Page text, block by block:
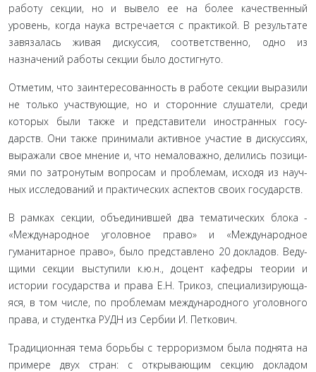
работу секции, но и вывело ее на более качественный
уровень, когда наука встречается с прак­тикой. В результате
завязалась живая дискуссия, соответственно, одно из
назначений работы секции было достигнуто.
Отметим, что заинтересованность в работе секции выра­зили
не только участвующие, но и сторонние слушатели, сре­ди
которых были также и представители иностранных госу­
дарств. Они также принимали активное участие в дискуссиях,
выражали свое мнение и, что немаловажно, делились позици­
ями по затронутым вопросам и проблемам, исходя из науч­
ных исследований и практических аспектов своих государств.
В рамках секции, объединившей два тематических бло­ка -
«Международное уголовное право» и «Международное
гуманитарное право», было представлено 20 докладов. Веду­
щими секции выступили к.ю.н., доцент кафедры теории и
истории государства и права Е.Н. Трикоз, специализирующа­
яся, в том числе, по проблемам международного уголовного
права, и студентка РУДН из Сербии И. Петкович.
Традиционная тема борьбы с терроризмом была подня­та на
примере двух стран: с открывающим секцию докладом